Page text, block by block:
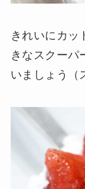
きれいにカッ
きなスクーパ
いましょう（